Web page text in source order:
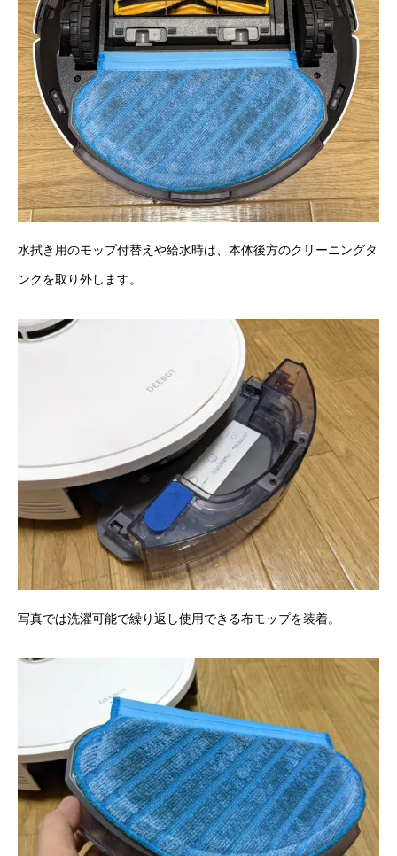
水拭き用のモップ付替えや給水時は、本体後方のクリーニングタ
ンクを取り外します。
写真では洗濯可能で繰り返し使用できる布モップを装着。